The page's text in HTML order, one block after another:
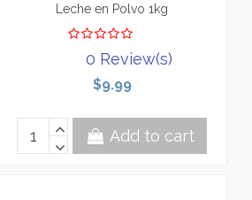
Leche en Polvo 1kg
0 Review(s)
$9.99
Add to cart